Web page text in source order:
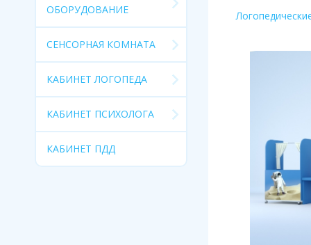
ОБОРУДОВАНИЕ
СЕНСОРНАЯ КОМНАТА
КАБИНЕТ ЛОГОПЕДА
КАБИНЕТ ПСИХОЛОГА
КАБИНЕТ ПДД